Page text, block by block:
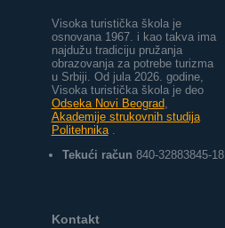
Visoka turistička škola je
osnovana 1967. i kao takva ima
najdužu tradiciju pružanja
obrazovanja za potrebe turizma
u Srbiji. Od jula 2026. godine,
Visoka turistička škola je deo
Odseka Novi Beograd
Akademije strukovnih studija
Politehnika
Tekući račun 840-32883845-18
Kontakt